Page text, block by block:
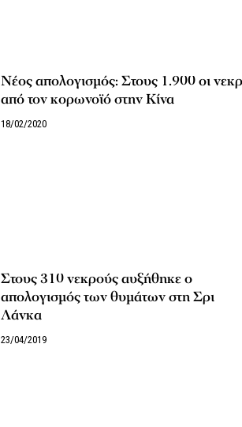
Νέος απολογισμός: Στους 1.900 οι
από τον κορωνοϊό στην Κίνα
18/02/2020
Στους 310 νεκρούς αυξήθηκε ο
απολογισμός των θυμάτων στη Σρι
Λάνκα
23/04/2019